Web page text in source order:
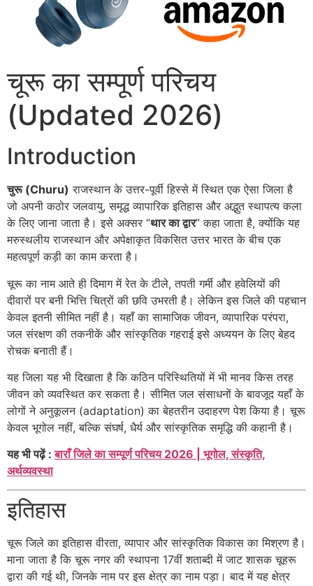
चूरू का सम्पूर्ण परिचय
(Updated 2026)
Introduction
चुरू (Churu) राजस्थान के उत्तर-पूर्वी हिस्से में स्थित एक ऐसा जिला है
जो अपनी कठोर जलवायु, समृद्ध व्यापारिक इतिहास और अद्भुत स्थापत्य कला
के लिए जाना जाता है। इसे अक्सर “थार का द्वार” कहा जाता है, क्योंकि यह
मरुस्थलीय राजस्थान और अपेक्षाकृत विकसित उत्तर भारत के बीच एक
महत्वपूर्ण कड़ी का काम करता है।
चूरू का नाम आते ही दिमाग में रेत के टीले, तपती गर्मी और हवेलियों की
दीवारों पर बनी भित्ति चित्रों की छवि उभरती है। लेकिन इस जिले की पहचान
केवल इतनी सीमित नहीं है। यहाँ का सामाजिक जीवन, व्यापारिक परंपरा,
जल संरक्षण की तकनीकें और सांस्कृतिक गहराई इसे अध्ययन के लिए बेहद
रोचक बनाती हैं।
यह जिला यह भी दिखाता है कि कठिन परिस्थितियों में भी मानव किस तरह
जीवन को व्यवस्थित कर सकता है। सीमित जल संसाधनों के बावजूद यहाँ के
लोगों ने अनुकूलन (adaptation) का बेहतरीन उदाहरण पेश किया है। चूरू
केवल भूगोल नहीं, बल्कि संघर्ष, धैर्य और सांस्कृतिक समृद्धि की कहानी है।
यह भी पढ़ें :बाराँ जिले का सम्पूर्ण परिचय 2026 | भूगोल, संस्कृति,
अर्थव्यवस्था
इतिहास
चूरू जिले का इतिहास वीरता, व्यापार और सांस्कृतिक विकास का मिश्रण है।
माना जाता है कि चूरू नगर की स्थापना 17वीं शताब्दी में जाट शासक चूहरू
द्वारा की गई थी, जिनके नाम पर इस क्षेत्र का नाम पड़ा। बाद में यह क्षेत्र